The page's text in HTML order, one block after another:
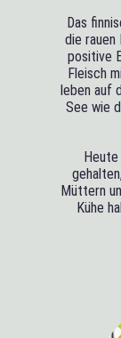
Das
die rauen
positive
Fleisch
leben auf
See wie
Müttern
Kühe